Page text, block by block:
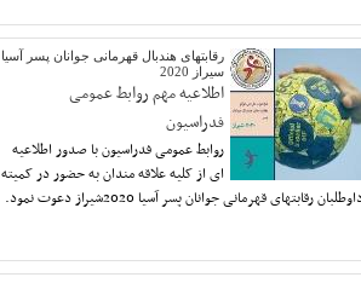
رقابتهای هندبال قهرمانی جوانان پسر آسیا
سیراز 2020
اطلاعیه مهم روابط عمومی
فدراسیون
روابط عمومی فدراسیون با صدور اطلاعیه
ای از کلیه علاقه مندان به حضور در کمیته
رقابتهای قهرمانی جوانان پسر آسیا 2020شیراز دعوت نمود.